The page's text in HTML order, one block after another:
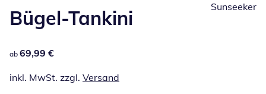
Bügel-Tankini
69,99 €
ab 69,99 €
inkl. MwSt. zzgl. Versand
Sunseeker